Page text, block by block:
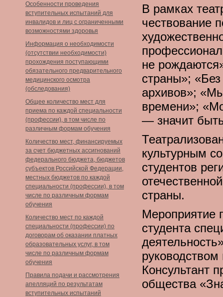
Особенности проведения
вступительных испытаний для
инвалидов и лиц с ограниченными
возможностями здоровья
Информация о необходимости
(отсутствии необходимости)
прохождения поступающими
обязательного предварительного
медицинского осмотра
(обследования)
Общее количество мест для
приема по каждой специальности
(профессии), в том числе по
различным формам обучения
Количество мест, финансируемых
за счет бюджетных ассигнований
федерального бюджета, бюджетов
субъектов Российской Федерации,
местных бюджетов по каждой
специальности (профессии), в том
числе по различным формам
обучения
Количество мест по каждой
специальности (профессии) по
договорам об оказании платных
образовательных услуг, в том
числе по различным формам
обучения
Правила подачи и рассмотрения
апелляций по результатам
вступительных испытаний
В рамках
чествование
не
страны»;
архивов»;
времени»;
— значит
культурным
студентов
страны.
Мероприятие
студента
Консультант
общества